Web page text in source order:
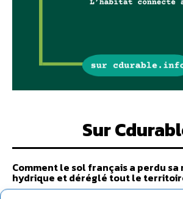
Sur
Comment le sol français a perdu sa
hydrique et déréglé tout le
2 août 2026